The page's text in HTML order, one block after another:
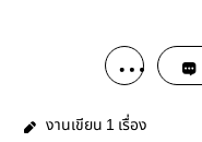
งานเขียน 1 เรื่อง